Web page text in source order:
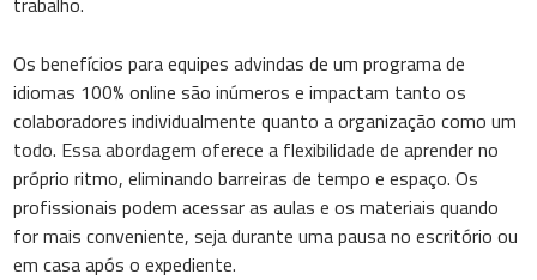
Os benefícios para equipes advindas de um programa de
idiomas 100% online são inúmeros e impactam tanto os
colaboradores individualmente quanto a organização como um
todo. Essa abordagem oferece a flexibilidade de aprender no
próprio ritmo, eliminando barreiras de tempo e espaço. Os
profissionais podem acessar as aulas e os materiais quando
for mais conveniente, seja durante uma pausa no escritório ou
em casa após o expediente.